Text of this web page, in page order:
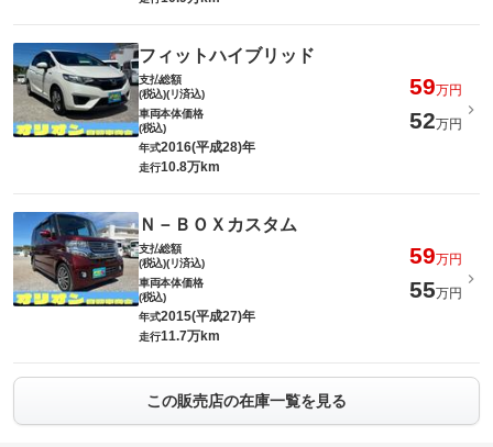
フィットハイブリッド
支払総額
(税込)(リ済込)
59万円
車両本体価格
(税込)
52万円
年式2016(平成28)年
走行10.8万km
Ｎ－ＢＯＸカスタム
支払総額
(税込)(リ済込)
59万円
車両本体価格
(税込)
55万円
年式2015(平成27)年
走行11.7万km
この販売店の在庫一覧を見る